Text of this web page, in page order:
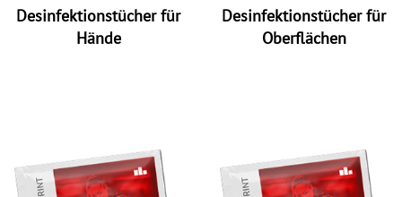
Desinfektionstücher für
Hände
Desinfektionstücher für
Oberflächen